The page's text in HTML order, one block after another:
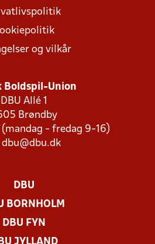
og vilkår
Boldspil-Union
DBU Allé 1
Brøndby
(mandag - fredag 9-16)
dbu@dbu.dk
DBU
BORNHOLM
DBU FYN